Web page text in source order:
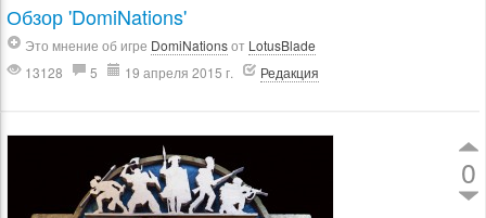
Обзор 'DomiNations'
Это мнение об игре DomiNationsот LotusBlade
13128
5 19 апреля 2015 г. Редакция
0